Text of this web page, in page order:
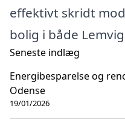
effektivt skridt
bolig i både
Seneste indlæg
Energibesparelse og
Odense
19/01/2026